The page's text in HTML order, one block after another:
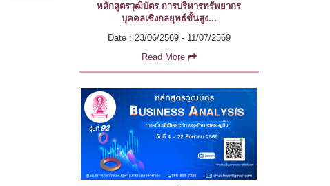
หลักสูตรวุฒิบัตร การบริหารทรัพยากร
บุคคลเชิงกลยุทธ์ขั้นสูง...
Date : 23/06/2569 - 11/07/2569
Read More